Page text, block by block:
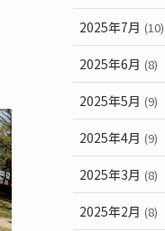
2025年7月 (10)
2025年6月 (8)
2025年5月 (9)
2025年4月 (9)
2025年3月 (8)
2025年2月 (8)